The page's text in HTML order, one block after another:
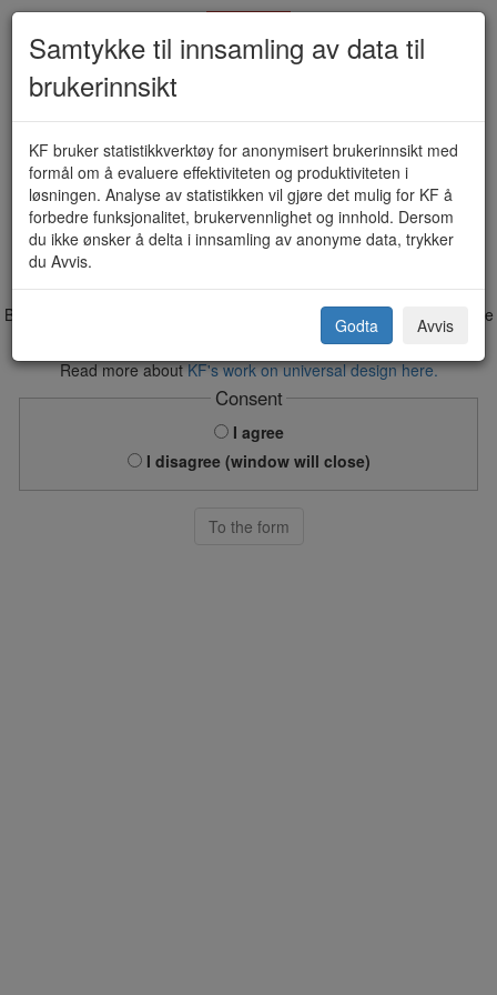
Stillingssøknad - Lærer (KF-388)
KF - Forenkler offentlige tjenester
Before you give personal information over Internet, you have to agree
Consent form.
Read more aboutKF's work on universal design here.
Consent
I agree
I disagree (window will close)
To the form
Samtykke til innsamling av data til
brukerinnsikt
KF bruker statistikkverktøy for anonymisert brukerinnsikt med
formål om å evaluere effektiviteten og produktiviteten i
løsningen. Analyse av statistikken vil gjøre det mulig for KF å
forbedre funksjonalitet, brukervennlighet og innhold. Dersom
du ikke ønsker å delta i innsamling av anonyme data, trykker
du Avvis.
Godta Avvis